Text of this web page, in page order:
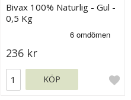
Bivax 100% Naturlig - Gul -
0,5 Kg
236 kr
KÖP